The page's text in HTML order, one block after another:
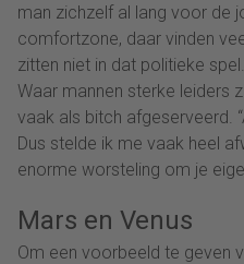
man zichzelf al lang voor de
comfortzone, daar vinden
zitten niet in dat politieke
Waar mannen sterke leiders
vaak als bitch afgeserveerd.
Dus stelde ik me vaak heel
enorme worsteling om je
Mars en Venus
Om een voorbeeld te geven